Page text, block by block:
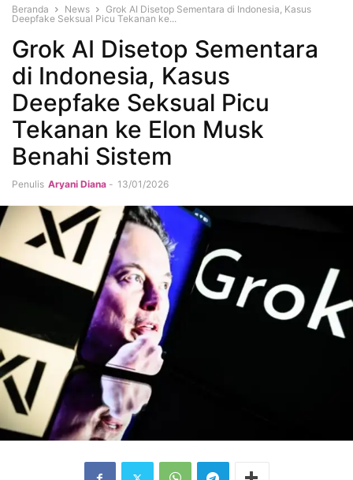
Beranda News
Grok AI Disetop Sementara di Indonesia, Kasus
Deepfake Seksual Picu Tekanan ke...
Grok AI Disetop Sementara
di Indonesia, Kasus
Deepfake Seksual Picu
Tekanan ke Elon Musk
Benahi Sistem
Penulis Aryani Diana - 13/01/2026